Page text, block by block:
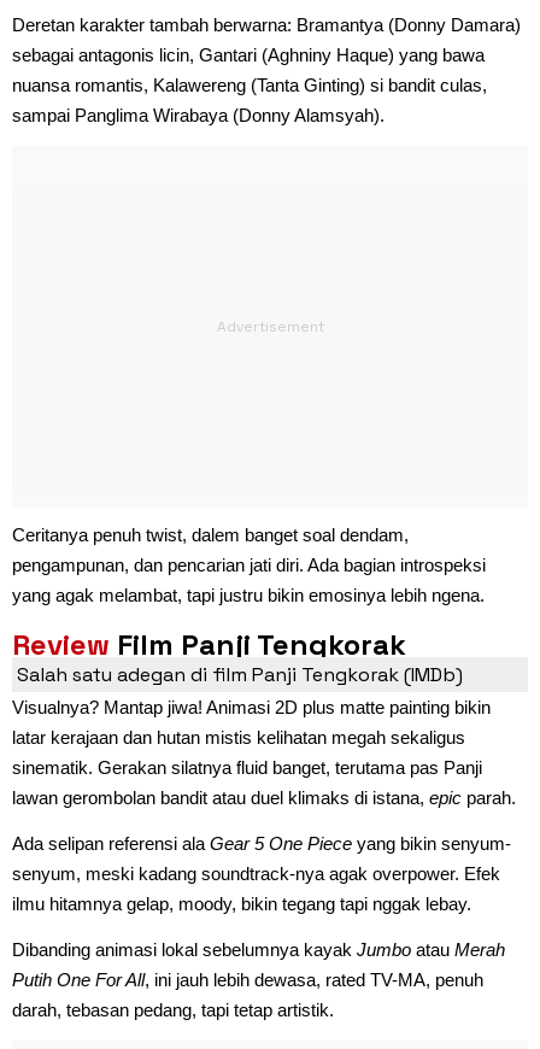
Deretan karakter tambah berwarna: Bramantya (Donny Damara)
sebagai antagonis licin, Gantari (Aghniny Haque) yang bawa
nuansa romantis, Kalawereng (Tanta Ginting) si bandit culas,
sampai Panglima Wirabaya (Donny Alamsyah).
Ceritanya penuh twist, dalem banget soal dendam,
pengampunan, dan pencarian jati diri. Ada bagian introspeksi
yang agak melambat, tapi justru bikin emosinya lebih ngena.
Review Film Panji Tengkorak
Salah satu adegan di film Panji Tengkorak (IMDb)
Visualnya? Mantap jiwa! Animasi 2D plus matte painting bikin
latar kerajaan dan hutan mistis kelihatan megah sekaligus
sinematik. Gerakan silatnya fluid banget, terutama pas Panji
lawan gerombolan bandit atau duel klimaks di istana, epic parah.
Ada selipan referensi ala Gear 5 One Piece yang bikin senyum-
senyum, meski kadang soundtrack-nya agak overpower. Efek
ilmu hitamnya gelap, moody, bikin tegang tapi nggak lebay.
Dibanding animasi lokal sebelumnya kayak Jumbo atau Merah
Putih One For All, ini jauh lebih dewasa, rated TV-MA, penuh
darah, tebasan pedang, tapi tetap artistik.